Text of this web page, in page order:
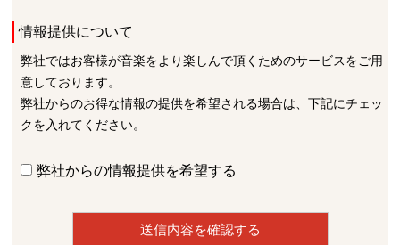
情報提供について
弊社ではお客様が音楽をより楽しんで頂くためのサービスをご用
意しております。
弊社からのお得な情報の提供を希望される場合は、下記にチェッ
クを入れてください。
弊社からの情報提供を希望する